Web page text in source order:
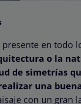
en todo
o la
de simetrías
una
con un gran